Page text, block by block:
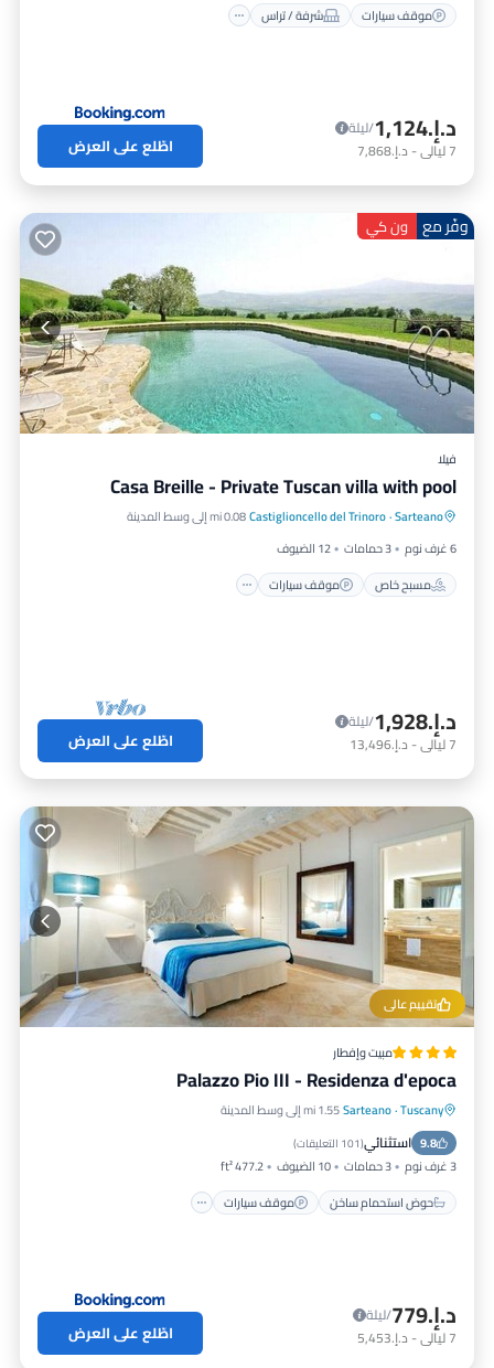
موقف سيارات شرفة / تراس
د.إ.‏1,124
/ليلة
7ليالي- د.إ.‏7,868 اطّلع على العرض
وفّر مع ون كي
فيلا
Casa Breille - Private Tuscan villa with pool
Sarteano
·
Castiglioncello del Trinoro0.08 mi إلى وسط المدينة
6 غرف نوم
3 حمامات
12 الضيوف
مسبح خاص
موقف سيارات
مسبح خاص موقف سيارات
مسبح
شرفة / تراس
د.إ.‏1,928
/ليلة
7ليالي- د.إ.‏13,496 اطّلع على العرض
تقييم عالي
مبيت وإفطار
Palazzo Pio III - Residenza d'epoca
Tuscany
·
Sarteano1.55 mi إلى وسط المدينة
9.8 استثنائي(101 التعليقات )
3 غرف نوم 3 حمامات 10 الضيوف
477.2 ft²
حوض استحمام ساخن
موقف سيارات
حوض استحمام ساخن موقف سيارات
مكيف هواء
د.إ.‏779
/ليلة
7ليالي- د.إ.‏5,453 اطّلع على العرض